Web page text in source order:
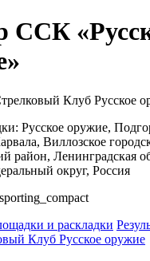
ССК
Клуб Русское
Русское оружие,
Виллозское
район, Ленинградская
округ, Россия
и раскладки
Клуб Русское оружие